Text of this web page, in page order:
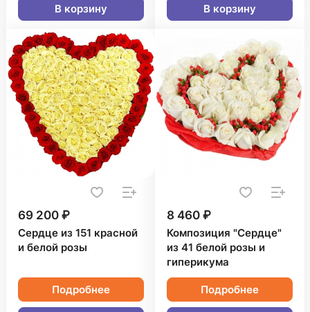
В корзину В корзину
69 200 ₽
Сердце из 151 красной
и белой розы
Подробнее
8 460 ₽
Композиция "Сердце"
из 41 белой розы и
гиперикума
Подробнее